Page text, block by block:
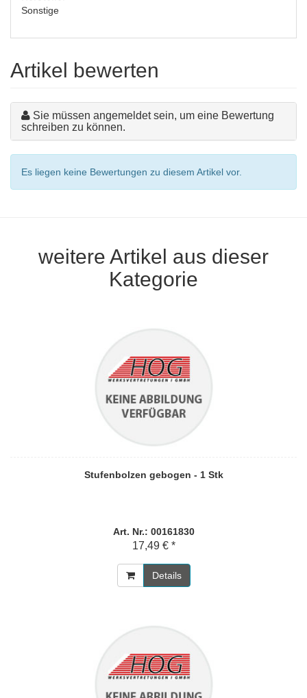
Sonstige
Artikel bewerten
Sie müssen angemeldet sein, um eine Bewertung
schreiben zu können.
Es liegen keine Bewertungen zu diesem Artikel vor.
weitere Artikel aus dieser
Kategorie
Stufenbolzen gebogen - 1 Stk
Art. Nr.: 00161830
17,49 € *
Details